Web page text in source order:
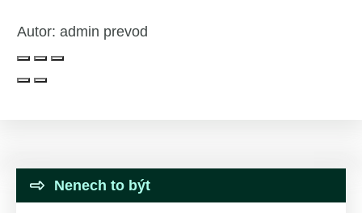
Autor: admin prevod
Nenech to být